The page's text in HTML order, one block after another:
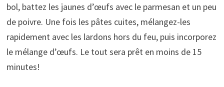
bol, battez les jaunes d’œufs avec le parmesan et un peu
de poivre. Une fois les pâtes cuites, mélangez-les
rapidement avec les lardons hors du feu, puis incorporez
le mélange d’œufs. Le tout sera prêt en moins de 15
minutes!